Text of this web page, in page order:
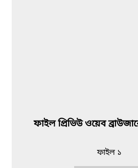
ফাইল প্রিভিউ ওয়েব
ফাইল ১